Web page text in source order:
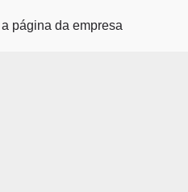
o conteúdo principal
a página da empresa